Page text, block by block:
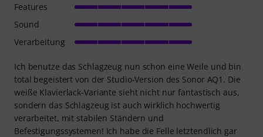
Ich benutze das Schlagzeug nun schon eine Weile und bin
total begeistert von der Studio-Version des Sonor AQ1. Die
weiße Klavierlack-Variante sieht nicht nur fantastisch aus,
sondern das Schlagzeug ist auch wirklich hochwertig
verarbeitet, mit stabilen Ständern und
Befestigungssystemen! Ich habe die Felle letztendlich gar
Features
Sound
Verarbeitung